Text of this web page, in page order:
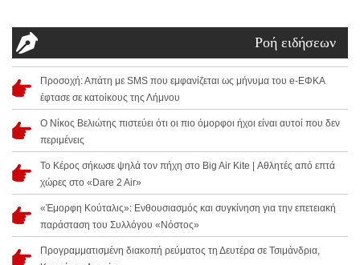
Ροή ειδήσεων
Προσοχή: Απάτη με SMS που εμφανίζεται ως μήνυμα του e-ΕΦΚΑ
έφτασε σε κατοίκους της Λήμνου
Ο Νίκος Βελιώτης πιστεύει ότι οι πιο όμορφοι ήχοι είναι αυτοί που δεν
περιμένεις
Το Κέρος σήκωσε ψηλά τον πήχη στο Big Air Kite | Αθλητές από επτά
χώρες στο «Dare 2 Air»
«Έμορφη Κούταλις»: Ενθουσιασμός και συγκίνηση για την επετειακή
παράσταση του Συλλόγου «Νόστος»
Προγραμματισμένη διακοπή ρεύματος τη Δευτέρα σε Τσιμάνδρια,